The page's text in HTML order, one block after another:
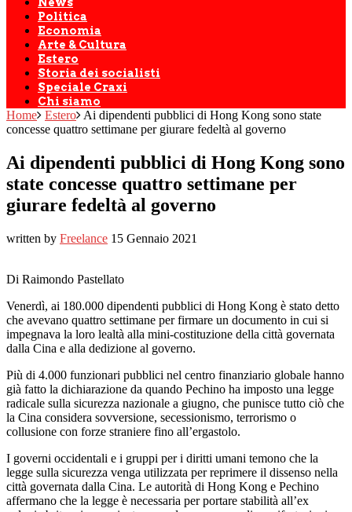
Politica
Economia
Arte & Cultura
Estero
Storia dei socialisti
Speciale Craxi
Chi siamo
Home Estero Ai dipendenti pubblici di Hong Kong sono state
concesse quattro settimane per giurare fedeltà al governo
Ai dipendenti pubblici di Hong Kong sono
state concesse quattro settimane per
giurare fedeltà al governo
written by Freelance 15 Gennaio 2021
Di Raimondo Pastellato
Venerdì, ai 180.000 dipendenti pubblici di Hong Kong è stato detto
che avevano quattro settimane per firmare un documento in cui si
impegnava la loro lealtà alla mini-costituzione della città governata
dalla Cina e alla dedizione al governo.
Più di 4.000 funzionari pubblici nel centro finanziario globale hanno
già fatto la dichiarazione da quando Pechino ha imposto una legge
radicale sulla sicurezza nazionale a giugno, che punisce tutto ciò che
la Cina considera sovversione, secessionismo, terrorismo o
collusione con forze straniere fino all’ergastolo.
I governi occidentali e i gruppi per i diritti umani temono che la
legge sulla sicurezza venga utilizzata per reprimere il dissenso nella
città governata dalla Cina. Le autorità di Hong Kong e Pechino
affermano che la legge è necessaria per portare stabilità all’ex